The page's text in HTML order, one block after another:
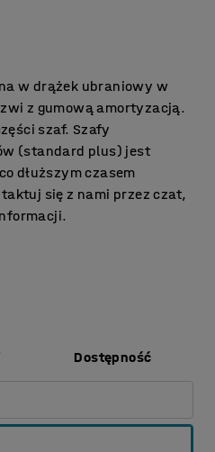
w drążek ubraniowy w
z gumową amortyzacją.
szaf. Szafy
(standard plus) jest
dłuższym czasem
się z nami przez czat,
Dostępność